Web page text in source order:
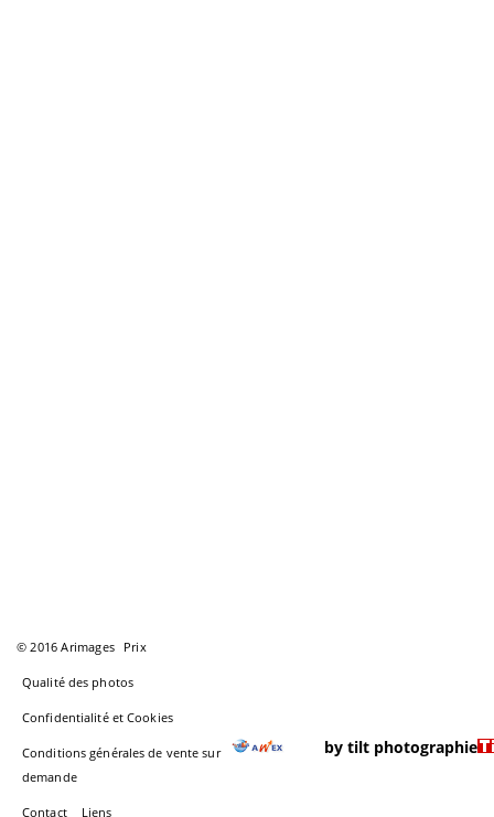
© 2016 Arimages Prix
Qualité des photos
Confidentialité et Cookies
Conditions générales de vente sur
demande
Contact Liens
by tilt photographie